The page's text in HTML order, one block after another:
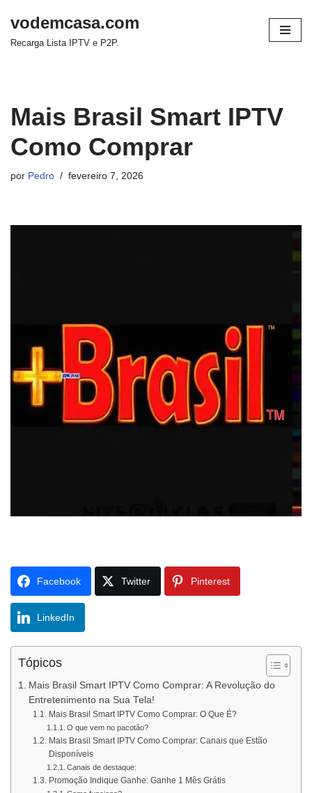
Pular
vodemcasa.com
Recarga Lista IPTV e P2P.
Mais Brasil Smart IPTV
Como Comprar
por Pedro fevereiro 7, 2026
Facebook Twitter Pinterest
LinkedIn
Tópicos
Mais Brasil Smart IPTV Como Comprar: A Revolução do
Entretenimento na Sua Tela!
Mais Brasil Smart IPTV Como Comprar: O Que É?
O que vem no pacotão?
Mais Brasil Smart IPTV Como Comprar: Canais que Estão
Disponíveis
Canais de destaque:
Promoção Indique Ganhe: Ganhe 1 Mês Grátis